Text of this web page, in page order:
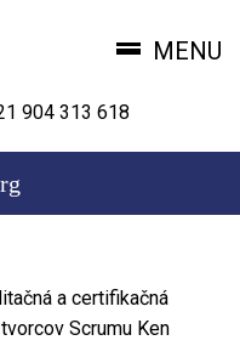
MENU
904 313 618
a certifikačná
Scrumu Ken